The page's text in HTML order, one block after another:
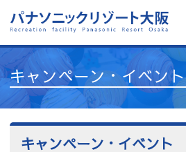
キャンペーン・イベント
キャンペーン・イベント